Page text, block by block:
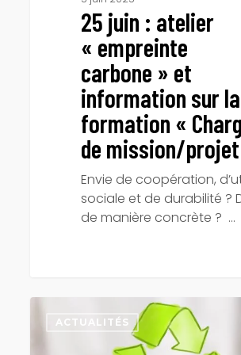
25 juin : atelier
« empreinte
carbone » et
information sur la
formation «
de mission/
Envie de coopération,
sociale et de durabilité ?
de manière concrète ? …
découverte
ACTUALITÉS